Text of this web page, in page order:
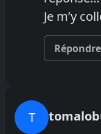
Je m’y
Répondre
T